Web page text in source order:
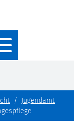
Jugendamt